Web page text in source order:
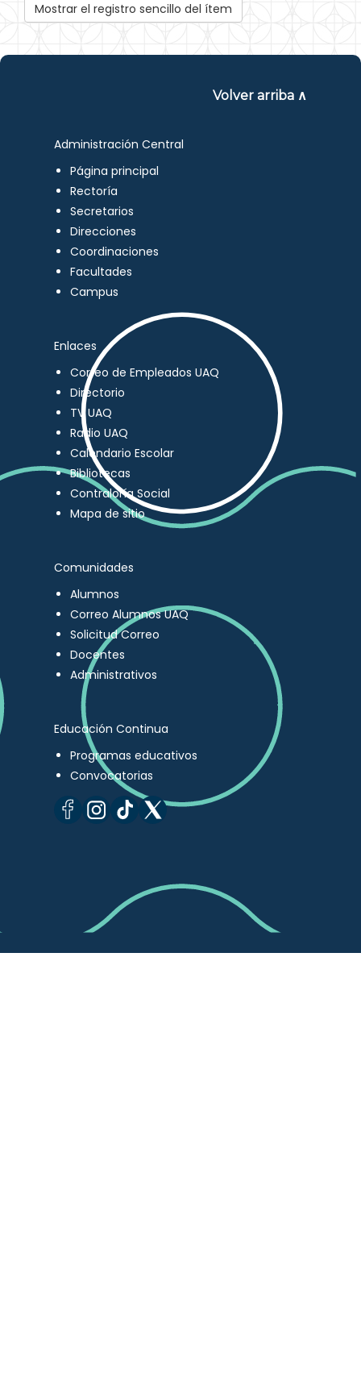
Mostrar el registro sencillo del ítem
Volver arriba ∧
Administración Central
Página principal
Rectoría
Secretarios
Direcciones
Coordinaciones
Facultades
Campus
Enlaces
Correo de Empleados UAQ
Directorio
TV UAQ
Radio UAQ
Calendario Escolar
Bibliotecas
Contraloría Social
Mapa de sitio
Comunidades
Alumnos
Correo Alumnos UAQ
Solicitud Correo
Docentes
Administrativos
Educación Continua
Programas educativos
Convocatorias